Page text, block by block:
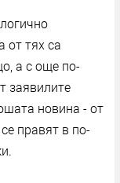
от тях са
а с още по-
заявилите
новина - от
правят в по-